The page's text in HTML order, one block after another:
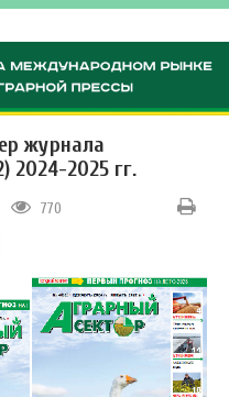
журнала
2024-2025 гг.
770